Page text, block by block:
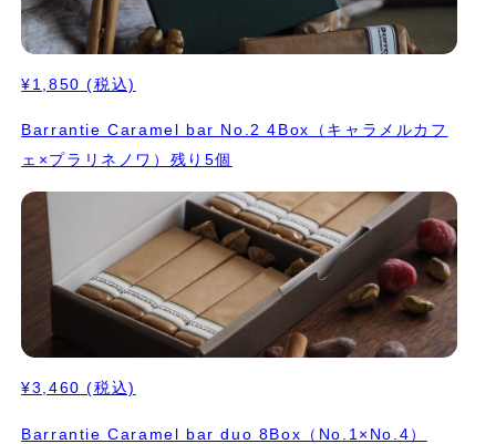
¥1,850 (税込)
Barrantie Caramel bar No.2 4Box（キャラメルカフ
ェ×プラリネノワ）残り5個
¥3,460 (税込)
Barrantie Caramel bar duo 8Box（No.1×No.4）